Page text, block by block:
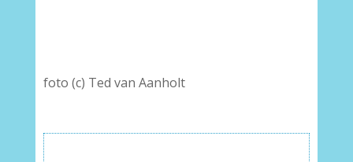
foto (c) Ted van Aanholt